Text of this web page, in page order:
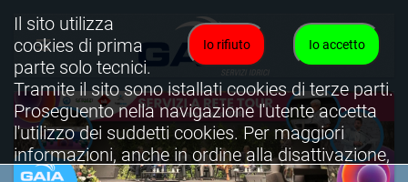
Io accetto
Io rifiuto
Il sito utilizza
cookies di prima
parte solo tecnici.
Tramite il sito sono istallati cookies di terze parti.
Proseguento nella navigazione l'utente accetta
l'utilizzo dei suddetti cookies. Per maggiori
informazioni, anche in ordine alla disattivazione,
è possibile consultare l'informativa cookies